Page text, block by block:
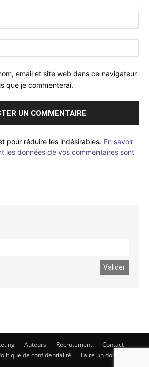
email et site web dans ce navigateur
que je commenterai.
pour réduire les indésirables. En savoir
les données de vos commentaires sont
Auteurs Recrutement
Contact
de confidentialité Faire un don